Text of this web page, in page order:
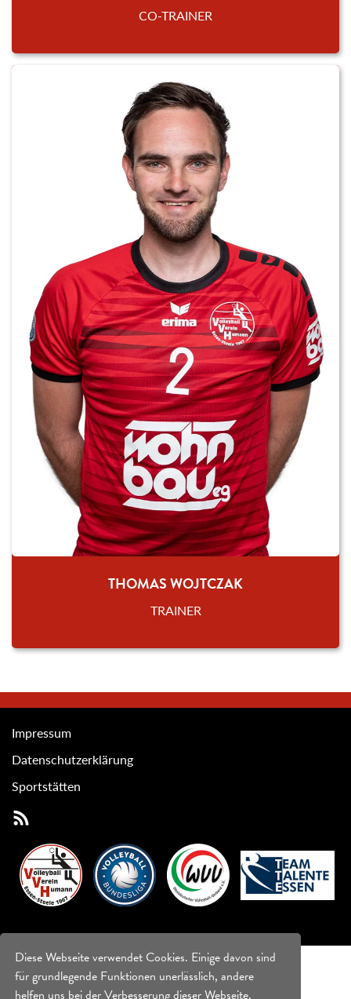
Diese Webseite verwendet Cookies. Einige davon sind
für grundlegende Funktionen unerlässlich, andere
helfen uns bei der Verbesserung dieser Webseite.
CO-TRAINER
THOMAS WOJTCZAK
TRAINER
Impressum
Datenschutzerklärung
Sportstätten